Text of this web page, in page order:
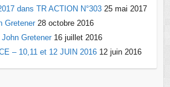
dans TR ACTION N°303 25 mai 2017
Gretener 28 octobre 2016
Gretener 16 juillet 2016
– 10,11 et 12 JUIN 2016 12 juin 2016